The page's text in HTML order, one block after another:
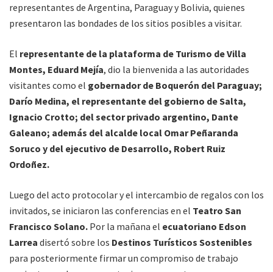
representantes de Argentina, Paraguay y Bolivia, quienes
presentaron las bondades de los sitios posibles a visitar.
El representante de la plataforma de Turismo de Villa
Montes, Eduard Mejía, dio la bienvenida a las autoridades
visitantes como el gobernador de Boquerón del Paraguay;
Darío Medina, el representante del gobierno de Salta,
Ignacio Crotto; del sector privado argentino, Dante
Galeano; además del alcalde local Omar Peñaranda
Soruco y del ejecutivo de Desarrollo, Robert Ruiz
Ordoñez.
Luego del acto protocolar y el intercambio de regalos con los
invitados, se iniciaron las conferencias en el Teatro San
Francisco Solano. Por la mañana el ecuatoriano Edson
Larrea disertó sobre los Destinos Turísticos Sostenibles
para posteriormente firmar un compromiso de trabajo